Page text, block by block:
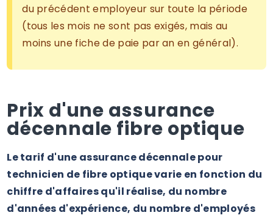
du précédent employeur sur toute la période
(tous les mois ne sont pas exigés, mais au
moins une fiche de paie par an en général).
Prix d'une assurance
décennale fibre optique
Le tarif d'une assurance décennale pour
technicien de fibre optique varie en fonction du
chiffre d'affaires qu'il réalise, du nombre
d'années d'expérience, du nombre d'employés